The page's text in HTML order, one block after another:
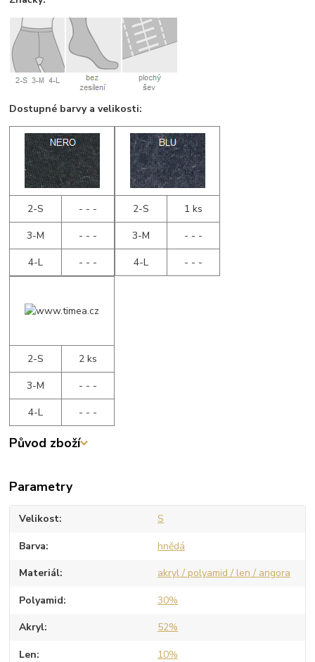
Dostupné barvy a velikosti:
2-S
- - -
3-M
- - -
4-L
- - -
2-S
1 ks
3-M
- - -
4-L
- - -
2-S
2 ks
3-M
- - -
4-L
- - -
Původ zboží
Parametry
Velikost S
Barva hnědá
Materiál akryl / polyamid / len / angora
Polyamid 30%
Akryl 52%
Len 10%